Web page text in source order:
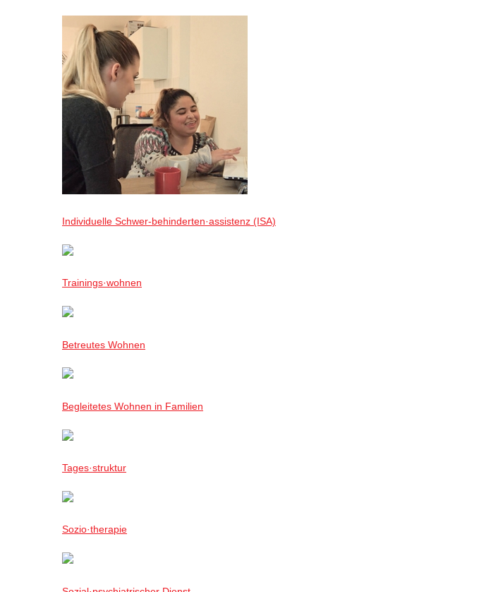
Individuelle Schwer-behinderten·assistenz (ISA)
Trainings·wohnen
Betreutes Wohnen
Begleitetes Wohnen in Familien
Tages·struktur
Sozio·therapie